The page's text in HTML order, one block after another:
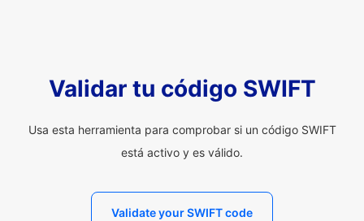
Validar tu código SWIFT
Usa esta herramienta para comprobar si un código SWIFT
está activo y es válido.
Validate your SWIFT code